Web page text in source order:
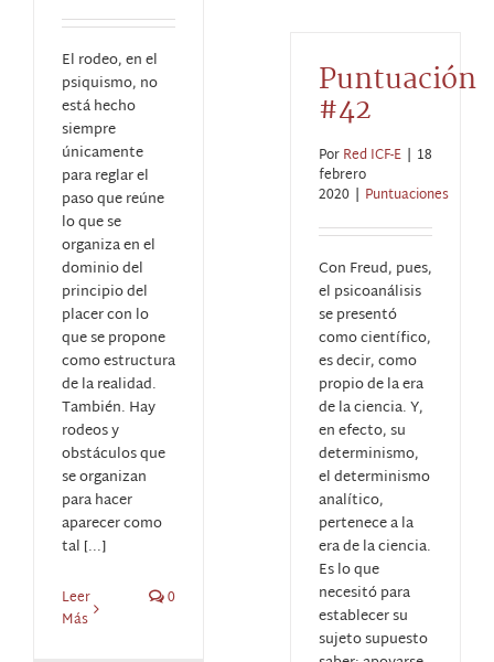
El rodeo, en el
psiquismo, no
está hecho
siempre
únicamente
para reglar el
paso que reúne
lo que se
organiza en el
dominio del
principio del
placer con lo
que se propone
como estructura
de la realidad.
También. Hay
rodeos y
obstáculos que
se organizan
para hacer
aparecer como
tal [...]
Leer
Más
0
Puntuación
#42
PorRed ICF-E | 18
febrero
2020 | Puntuaciones
Con Freud, pues,
el psicoanálisis
se presentó
como científico,
es decir, como
propio de la era
de la ciencia. Y,
en efecto, su
determinismo,
el determinismo
analítico,
pertenece a la
era de la ciencia.
Es lo que
necesitó para
establecer su
sujeto supuesto